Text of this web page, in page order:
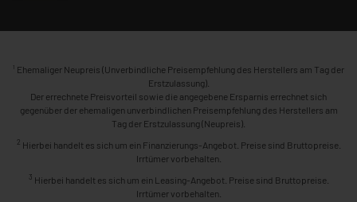
1 Ehemaliger Neupreis (Unverbindliche Preisempfehlung des Herstellers am Tag der
Erstzulassung).
Der errechnete Preisvorteil sowie die angegebene Ersparnis errechnet sich
gegenüber der ehemaligen unverbindlichen Preisempfehlung des Herstellers am
Tag der Erstzulassung (Neupreis).
2 Hierbei handelt es sich um ein Finanzierungs-Angebot. Preise sind Bruttopreise.
Irrtümer vorbehalten.
3 Hierbei handelt es sich um ein Leasing-Angebot. Preise sind Bruttopreise.
Irrtümer vorbehalten.